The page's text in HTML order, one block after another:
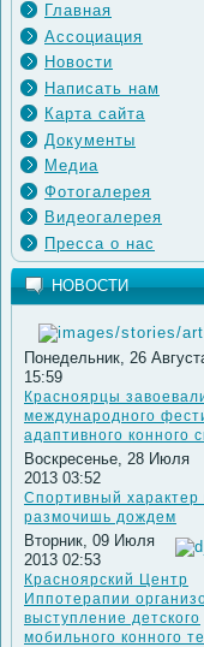
Главная
Ассоциация
Новости
Написать нам
Карта сайта
Документы
Медиа
Фотогалерея
Видеогалерея
Пресса о нас
НОВОСТИ
Понедельник, 26
15:59
Красноярцы
международного
адаптивного конного
Воскресенье, 28 Июля
2013 03:52
Спортивный характер
размочишь дождем
Вторник, 09 Июля
2013 02:53
Красноярский Центр
Иппотерапии
выступление детского
мобильного конного